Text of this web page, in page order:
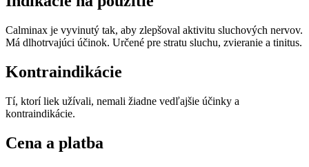
Calminax je vyvinutý tak, aby zlepšoval aktivitu sluchových nervov.
Má dlhotrvajúci účinok. Určené pre stratu sluchu, zvieranie a tinitus.
Kontraindikácie
Tí, ktorí liek užívali, nemali žiadne vedľajšie účinky a
kontraindikácie.
Cena a platba